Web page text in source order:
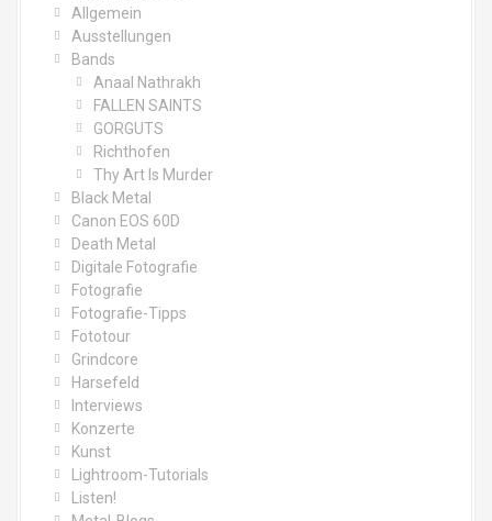
Allgemein
Ausstellungen
Bands
Anaal Nathrakh
FALLEN SAINTS
GORGUTS
Richthofen
Thy Art Is Murder
Black Metal
Canon EOS 60D
Death Metal
Digitale Fotografie
Fotografie
Fotografie-Tipps
Fototour
Grindcore
Harsefeld
Interviews
Konzerte
Kunst
Lightroom-Tutorials
Listen!